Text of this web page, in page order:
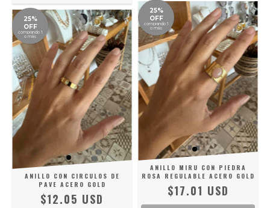
25%
OFF
comprando 1
o más
ANILLO CON CIRCULOS DE
PAVE ACERO GOLD
$12.05 USD
25%
OFF
comprando 1
o más
ANILLO MIRU CON PIEDRA
ROSA REGULABLE ACERO GOLD
$17.01 USD